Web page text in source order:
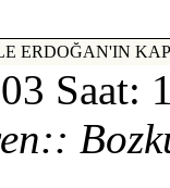
ERDOĞAN'IN
Saat: